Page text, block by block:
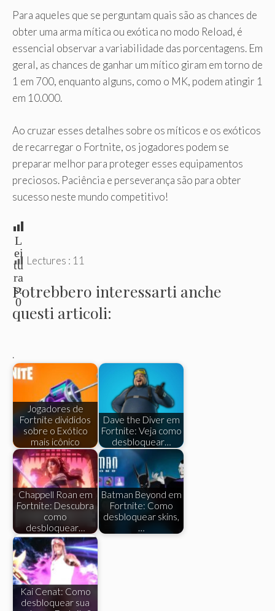
Para aqueles que se perguntam quais são as chances de
obter uma arma mítica ou exótica no modo Reload, é
essencial observar a variabilidade das porcentagens. Em
geral, as chances de ganhar um mítico giram em torno de
1 em 700, enquanto alguns, como o MK, podem atingir 1
em 10.000.
Ao cruzar esses detalhes sobre os míticos e os exóticos
de recarregar o Fortnite, os jogadores podem se
preparar melhor para proteger esses equipamentos
preciosos. Paciência e perseverança são para obter
sucesso neste mundo competitivo!
L
ei
tu
ra
s:
0
Lectures : 11
Potrebbero interessarti anche
questi articoli:
.
Jogadores de
Fortnite divididos
sobre o Exótico
mais icônico
Dave the Diver em
Fortnite: Veja como
desbloquear…
Chappell Roan em
Fortnite: Descubra
como
desbloquear…
Batman Beyond em
Fortnite: Como
desbloquear skins,
…
Kai Cenat: Como
desbloquear sua